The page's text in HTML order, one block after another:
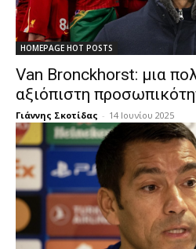
HOMEPAGE HOT POSTS
Van Bronckhorst: μια
αξιόπιστη
Γιάννης Σκοτίδας - 14 Ιουνίου 2025